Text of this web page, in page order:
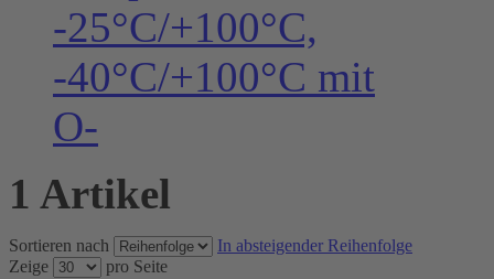
-25°C/+100°C,
-40°C/+100°C mit
O-
1 Artikel
Sortieren nach
In absteigender Reihenfolge
Zeige
pro Seite